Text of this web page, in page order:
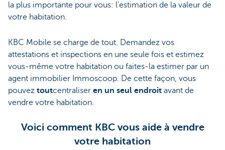
la plus importante pour vous: l'estimation de la valeur de
votre habitation.
KBC Mobile se charge de tout. Demandez vos
attestations et inspections en une seule fois et estimez
vous-même votre habitation ou faites-la estimer par un
agent immobilier Immoscoop. De cette façon, vous
pouvez toutcentraliser en un seul endroit avant de
vendre votre habitation.
Voici comment KBC vous aide à vendre
votre habitation